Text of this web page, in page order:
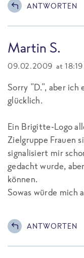
ANTWORTEN
Martin S.
09.02.2009 at 18:19
Sorry "D.", aber ich
glücklich.
Ein Brigitte-Logo
Zielgruppe Frauen
signalisiert mir
gedacht wurde,
können.
Sowas würde mich
ANTWORTEN